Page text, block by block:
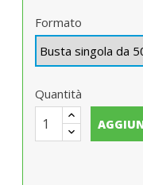
Formato
Quantità